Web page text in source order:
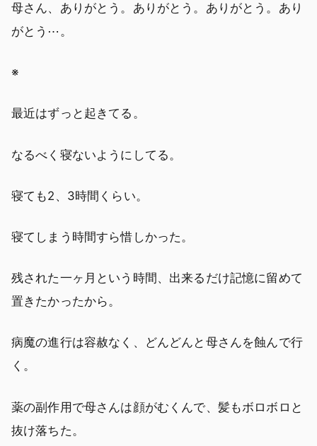
母さん、ありがとう。ありがとう。ありがとう。あり
がとう⋯。
※
最近はずっと起きてる。
なるべく寝ないようにしてる。
寝ても2、3時間くらい。
寝てしまう時間すら惜しかった。
残された一ヶ月という時間、出来るだけ記憶に留めて
置きたかったから。
病魔の進行は容赦なく、どんどんと母さんを蝕んで行
く。
薬の副作用で母さんは顔がむくんで、髪もボロボロと
抜け落ちた。